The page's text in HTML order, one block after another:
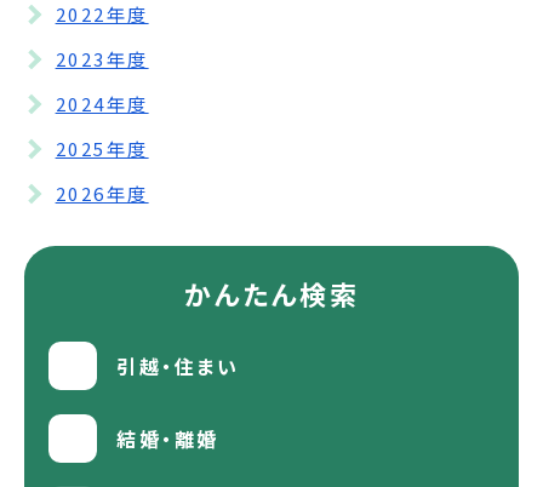
2022年度
2023年度
2024年度
2025年度
2026年度
かんたん検索
引越・住まい
結婚・離婚